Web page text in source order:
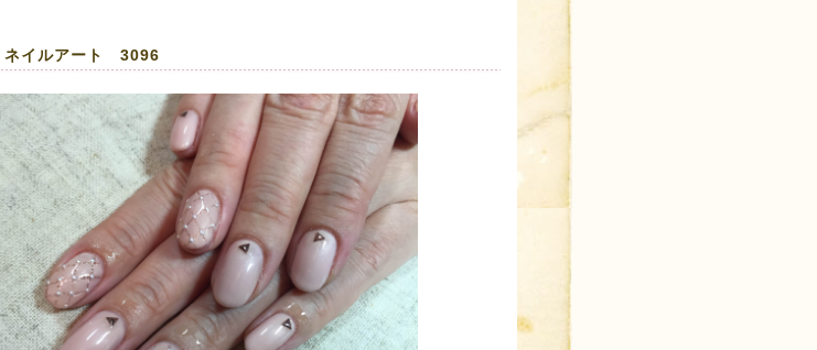
ネイルアート 3096